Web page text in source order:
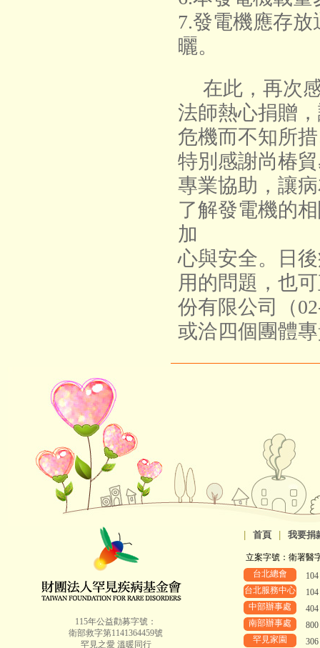
7.發電機應存
曬。
在此，再次
法師熱心捐贈
危機而不知所
特別感謝尚椿
專業協助，讓
了解發電機的
加
心與安全。日
用的問題，也
份有限公司（
或洽四個團體
115年公益勸募字號：
衛部救字第1141364459號
罕見之愛 溫暖同行
首頁 我要捐
立案字號：衛署醫
台北總會
台北服務中心
中部辦事處
南部辦事處
罕見家園